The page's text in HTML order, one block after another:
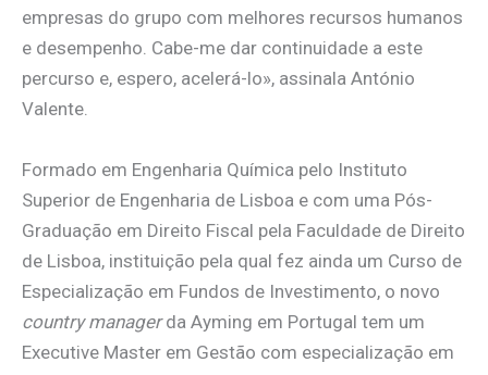
empresas do grupo com melhores recursos humanos
e desempenho. Cabe-me dar continuidade a este
percurso e, espero, acelerá-lo», assinala António
Valente.
Formado em Engenharia Química pelo Instituto
Superior de Engenharia de Lisboa e com uma Pós-
Graduação em Direito Fiscal pela Faculdade de Direito
de Lisboa, instituição pela qual fez ainda um Curso de
Especialização em Fundos de Investimento, o novo
country managerda Ayming em Portugal tem um
Executive Master em Gestão com especialização em